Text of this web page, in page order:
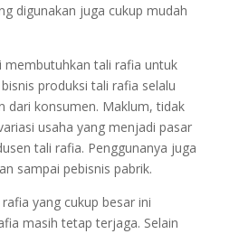
digunakan juga cukup mudah
membutuhkan tali rafia untuk
produksi tali rafia selalu
dari konsumen. Maklum, tidak
usaha yang menjadi pasar
tali rafia. Penggunanya juga
sampai pebisnis pabrik.
yang cukup besar ini
masih tetap terjaga. Selain